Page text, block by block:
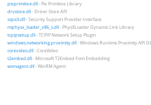
pixprimitive.dll- Pix Primitive Library
drvstore.dll- Driver Store API
sspicli.dll- Security Support Provider Interface
ntphysx_loader_x86_s.dll- PhysXLoader Dynamic Link Library
tcpipsetup.dll- TCPIP Network Setup Plugin
windows.networking.proximity.dll- Windows Runtime Proximity API
corevideo.dll- CoreVideo
t2embed.dll- Microsoft T2Embed Font Embedding
wsmagent.dll- WinRM Agent